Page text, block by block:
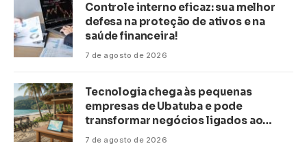
Controle interno eficaz: sua melhor
defesa na proteção de ativos e na
saúde financeira!
7 de agosto de 2026
Tecnologia chega às pequenas
empresas de Ubatuba e pode
transformar negócios ligados ao
turismo no litoral
7 de agosto de 2026